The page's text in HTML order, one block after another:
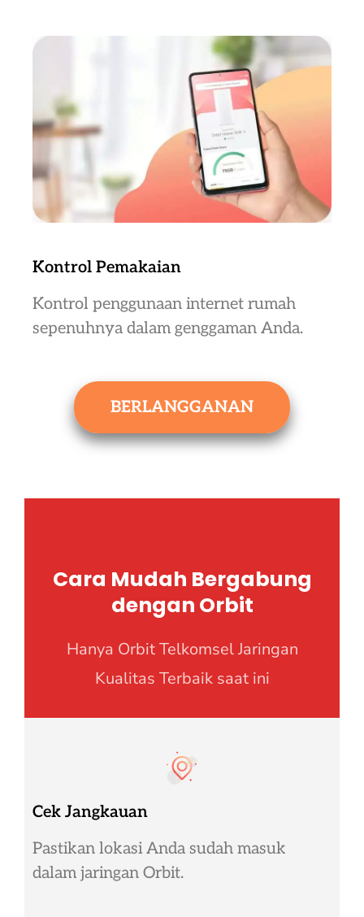
Kontrol Pemakaian
Kontrol penggunaan internet rumah
sepenuhnya dalam genggaman Anda.
BERLANGGANAN
Cara Mudah Bergabung
dengan Orbit
Hanya Orbit Telkomsel Jaringan
Kualitas Terbaik saat ini
Cek Jangkauan
Pastikan lokasi Anda sudah masuk
dalam jaringan Orbit.